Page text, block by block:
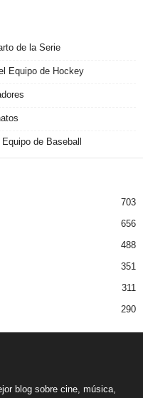
de la Serie
Equipo de Hockey
de Baseball
703
656
488
351
311
290
blog sobre cine, música,